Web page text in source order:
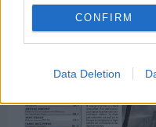
CONFIRM
Data Deletion